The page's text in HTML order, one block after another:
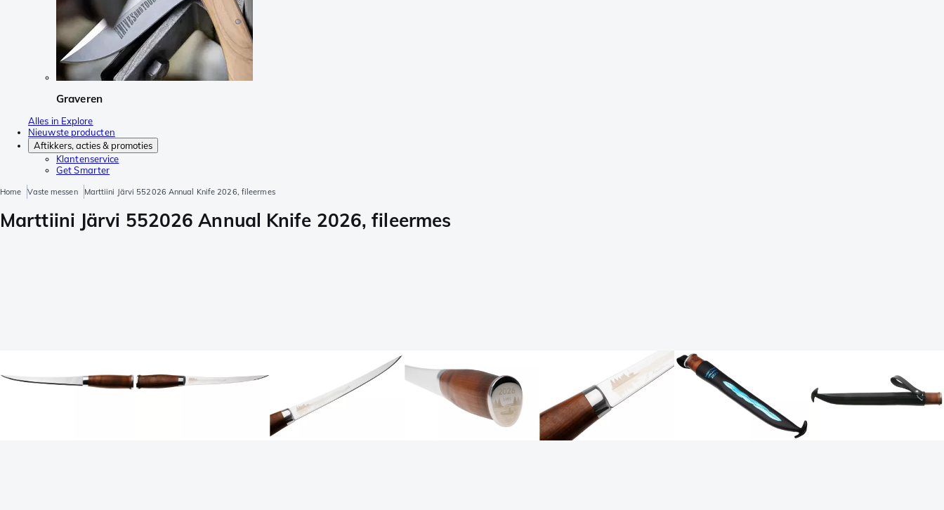
Graveren
Alles in Explore
Nieuwste producten
Aftikkers, acties & promoties
Klantenservice
Get Smarter
Home Vaste messen Marttiini Järvi 552026 Annual Knife 2026, fileermes
Marttiini Järvi 552026 Annual Knife 2026, fileermes